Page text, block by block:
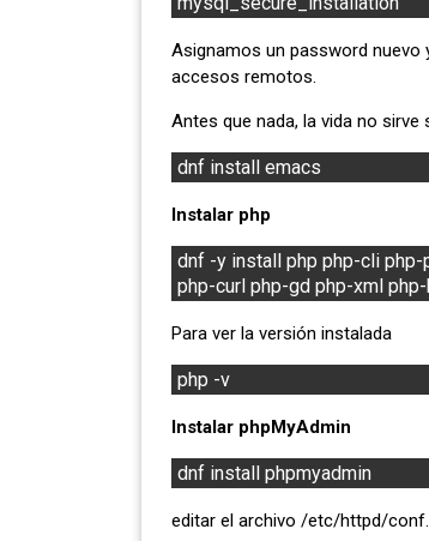
Asignamos un password nuevo
accesos remotos.
Antes que nada, la vida no sirve
dnf install emacs
Instalar php
dnf -y install php php-cli
php-curl php-gd php-xml
Para ver la versión instalada
php -v
Instalar phpMyAdmin
dnf install phpmyadmin
editar el archivo /etc/httpd/